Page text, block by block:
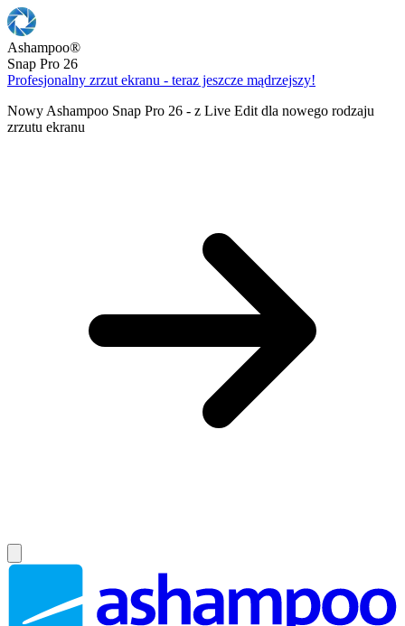
Ashampoo®
Snap Pro 26
Profesjonalny zrzut ekranu - teraz jeszcze mądrzejszy!
Nowy Ashampoo Snap Pro 26 - z Live Edit dla nowego rodzaju
zrzutu ekranu